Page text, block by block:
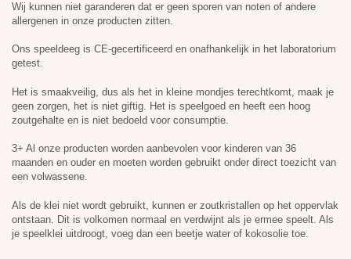
Wij kunnen niet garanderen dat er geen sporen van noten of andere
allergenen in onze producten zitten.
Ons speeldeeg is CE-gecertificeerd en onafhankelijk in het laboratorium
getest.
Het is smaakveilig, dus als het in kleine mondjes terechtkomt, maak je
geen zorgen, het is niet giftig. Het is speelgoed en heeft een hoog
zoutgehalte en is niet bedoeld voor consumptie.
3+ Al onze producten worden aanbevolen voor kinderen van 36
maanden en ouder en moeten worden gebruikt onder direct toezicht van
een volwassene.
Als de klei niet wordt gebruikt, kunnen er zoutkristallen op het oppervlak
ontstaan. Dit is volkomen normaal en verdwijnt als je ermee speelt. Als
je speelklei uitdroogt, voeg dan een beetje water of kokosolie toe.